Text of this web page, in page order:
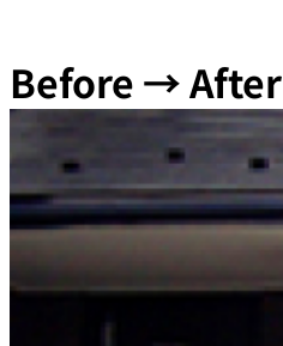
Before → After